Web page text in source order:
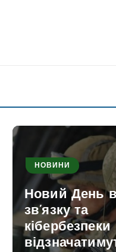
НОВИНИ
Новий День
зв’язку та
кібербезпеки